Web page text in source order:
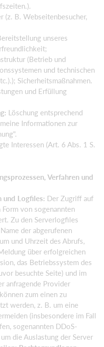
(z. B. Webseitenbesucher,
unseres
(Betrieb und
und technischen
Sicherheitsmaßnahmen.
und Erfüllung
Löschung entsprechend
Informationen zur
Interessen (Art. 6 Abs. 1 S.
Verfahren und
und Logfiles: Der Zugriff auf
von sogenannten
Zu den Serverlogfiles
der abgerufenen
und Uhrzeit des Abrufs,
über erfolgreichen
das Betriebssystem des
besuchte Seite) und im
anfragende Provider
zum einen zu
werden, z. B. um eine
(insbesondere im Fall
sogenannten DDoS-
die Auslastung der Server